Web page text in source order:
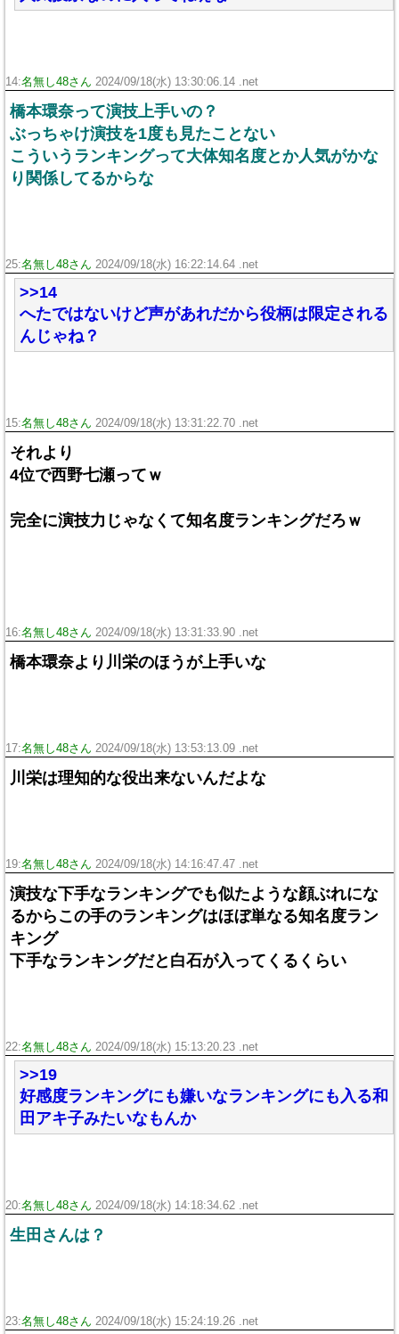
14:名無し48さん 2024/09/18(水) 13:30:06.14 .net
橋本環奈って演技上手いの？
ぶっちゃけ演技を1度も見たことない
こういうランキングって大体知名度とか人気がかな
り関係してるからな
25:名無し48さん 2024/09/18(水) 16:22:14.64 .net
>>14
へたではないけど声があれだから役柄は限定される
んじゃね？
15:名無し48さん 2024/09/18(水) 13:31:22.70 .net
それより
4位で西野七瀬ってｗ
完全に演技力じゃなくて知名度ランキングだろｗ
16:名無し48さん 2024/09/18(水) 13:31:33.90 .net
橋本環奈より川栄のほうが上手いな
17:名無し48さん 2024/09/18(水) 13:53:13.09 .net
川栄は理知的な役出来ないんだよな
19:名無し48さん 2024/09/18(水) 14:16:47.47 .net
演技な下手なランキングでも似たような顔ぶれにな
るからこの手のランキングはほぼ単なる知名度ラン
キング
下手なランキングだと白石が入ってくるくらい
22:名無し48さん 2024/09/18(水) 15:13:20.23 .net
>>19
好感度ランキングにも嫌いなランキングにも入る和
田アキ子みたいなもんか
20:名無し48さん 2024/09/18(水) 14:18:34.62 .net
生田さんは？
23:名無し48さん 2024/09/18(水) 15:24:19.26 .net